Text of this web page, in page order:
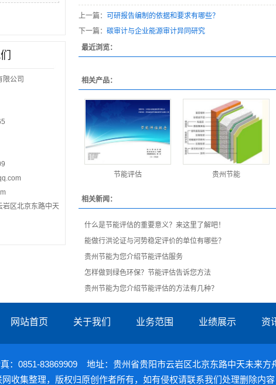
限公司
岩区北京东路中天
上一篇： 可研报告编制的依据和要求有哪些？
下一篇： 碳审计与企业能源审计异同研究
最近浏览：
相关产品：
节能评估 贵州节能
相关新闻：
什么是节能评估的重要意义？来这里了解吧！
能做行洪论证与河势稳定评价的单位有哪些？
贵州节能为您介绍节能评估服务
怎样做到绿色环保？节能评估告诉您方法
贵州节能为您介绍节能评估的方法有几种？
网站首页 关于我们 业务范围 业绩展示 资
：0851-83869909 地址：贵州省贵阳市云岩区北京东路中天未来方
收集整理，版权归原创作者所有，如有侵权请联系我们处理删除内容